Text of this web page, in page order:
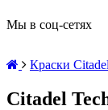
Мы в соц-сетях
Краски Citadel
Citadel